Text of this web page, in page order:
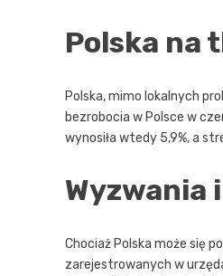
Polska na
Polska, mimo lokalnych
bezrobocia w Polsce w
wynosiła wtedy 5,9%, a
Wyzwania
Chociaż Polska może się
zarejestrowanych w